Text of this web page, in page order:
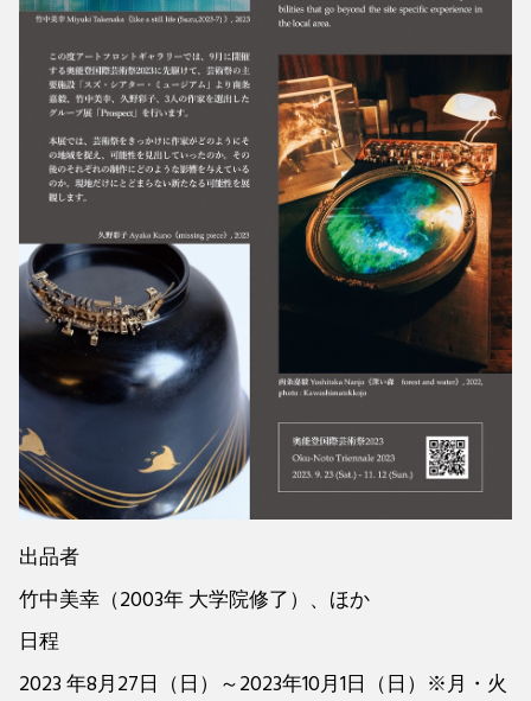
出品者
竹中美幸（2003年 大学院修了）、ほか
日程
2023 年8月27日（日）～2023年10月1日（日）※月・火